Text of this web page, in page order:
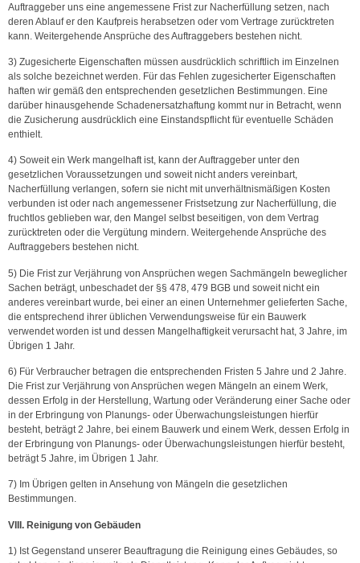
Auftraggeber uns eine angemessene Frist zur Nacherfüllung setzen, nach
deren Ablauf er den Kaufpreis herabsetzen oder vom Vertrage zurücktreten
kann. Weitergehende Ansprüche des Auftraggebers bestehen nicht.
3) Zugesicherte Eigenschaften müssen ausdrücklich schriftlich im Einzelnen
als solche bezeichnet werden. Für das Fehlen zugesicherter Eigenschaften
haften wir gemäß den entsprechenden gesetzlichen Bestimmungen. Eine
darüber hinausgehende Schadenersatzhaftung kommt nur in Betracht, wenn
die Zusicherung ausdrücklich eine Einstandspflicht für eventuelle Schäden
enthielt.
4) Soweit ein Werk mangelhaft ist, kann der Auftraggeber unter den
gesetzlichen Voraussetzungen und soweit nicht anders vereinbart,
Nacherfüllung verlangen, sofern sie nicht mit unverhältnismäßigen Kosten
verbunden ist oder nach angemessener Fristsetzung zur Nacherfüllung, die
fruchtlos geblieben war, den Mangel selbst beseitigen, von dem Vertrag
zurücktreten oder die Vergütung mindern. Weitergehende Ansprüche des
Auftraggebers bestehen nicht.
5) Die Frist zur Verjährung von Ansprüchen wegen Sachmängeln beweglicher
Sachen beträgt, unbeschadet der §§ 478, 479 BGB und soweit nicht ein
anderes vereinbart wurde, bei einer an einen Unternehmer gelieferten Sache,
die entsprechend ihrer üblichen Verwendungsweise für ein Bauwerk
verwendet worden ist und dessen Mangelhaftigkeit verursacht hat, 3 Jahre, im
Übrigen 1 Jahr.
6) Für Verbraucher betragen die entsprechenden Fristen 5 Jahre und 2 Jahre.
Die Frist zur Verjährung von Ansprüchen wegen Mängeln an einem Werk,
dessen Erfolg in der Herstellung, Wartung oder Veränderung einer Sache oder
in der Erbringung von Planungs- oder Überwachungsleistungen hierfür
besteht, beträgt 2 Jahre, bei einem Bauwerk und einem Werk, dessen Erfolg in
der Erbringung von Planungs- oder Überwachungsleistungen hierfür besteht,
beträgt 5 Jahre, im Übrigen 1 Jahr.
7) Im Übrigen gelten in Ansehung von Mängeln die gesetzlichen
Bestimmungen.
VIII. Reinigung von Gebäuden
1) Ist Gegenstand unserer Beauftragung die Reinigung eines Gebäudes, so